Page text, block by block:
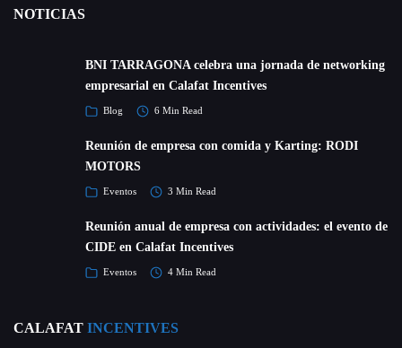
NOTICIAS
BNI TARRAGONA celebra una jornada de networking
empresarial en Calafat Incentives
Blog 6 Min Read
Reunión de empresa con comida y Karting: RODI
MOTORS
Eventos 3 Min Read
Reunión anual de empresa con actividades: el evento de
CIDE en Calafat Incentives
Eventos 4 Min Read
CALAFAT INCENTIVES